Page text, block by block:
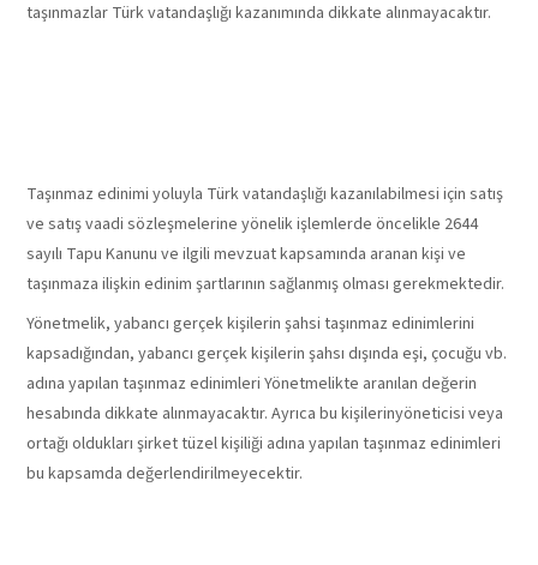
taşınmazlar Türk vatandaşlığı kazanımında dikkate alınmayacaktır.
Taşınmaz edinimi yoluyla Türk vatandaşlığı kazanılabilmesi için satış
ve satış vaadi sözleşmelerine yönelik işlemlerde öncelikle 2644
sayılı Tapu Kanunu ve ilgili mevzuat kapsamında aranan kişi ve
taşınmaza ilişkin edinim şartlarının sağlanmış olması gerekmektedir.
Yönetmelik, yabancı gerçek kişilerin şahsi taşınmaz edinimlerini
kapsadığından, yabancı gerçek kişilerin şahsı dışında eşi, çocuğu vb.
adına yapılan taşınmaz edinimleri Yönetmelikte aranılan değerin
hesabında dikkate alınmayacaktır. Ayrıca bu kişilerinyöneticisi veya
ortağı oldukları şirket tüzel kişiliği adına yapılan taşınmaz edinimleri
bu kapsamda değerlendirilmeyecektir.